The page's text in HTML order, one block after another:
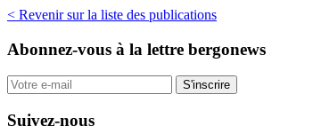
< Revenir sur la liste des publications
Abonnez-vous à la lettre bergonews
S'inscrire
Suivez-nous